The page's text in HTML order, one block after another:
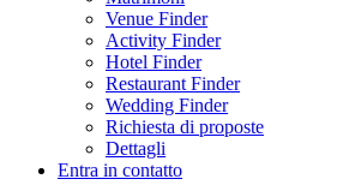
Venue Finder
Activity Finder
Hotel Finder
Restaurant Finder
Wedding Finder
Richiesta di proposte
Dettagli
Entra in contatto